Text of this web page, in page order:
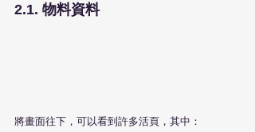
2.1. 物料資料
將畫面往下，可以看到許多活頁，其中：